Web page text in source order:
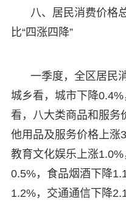
八、居民消费价格
比“四涨四降”
一季度，全区居民
城乡看，城市下降
看，八大类商品和服务
他用品及服务价格上涨
教育文化娱乐上涨
0.5%，食品烟酒下降
1.2%，交通通信下降